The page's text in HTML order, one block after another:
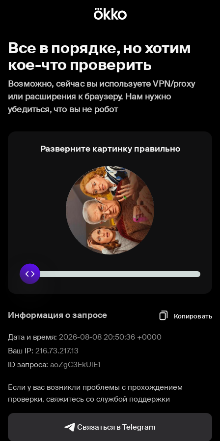
Все в порядке, но хотим
кое-что проверить
Возможно, сейчас вы используете VPN/proxy
или расширения к браузеру. Нам нужно
убедиться, что вы не робот
Разверните картинку правильно
Информация о запросе Копировать
Дата и время: 2026-08-08 20:50:36 +0000
Ваш IP: 216.73.217.13
ID запроса: aoZgC3EkUiE1
Если у вас возникли проблемы с прохождением
проверки, свяжитесь со службой поддержки
Связаться в Telegram